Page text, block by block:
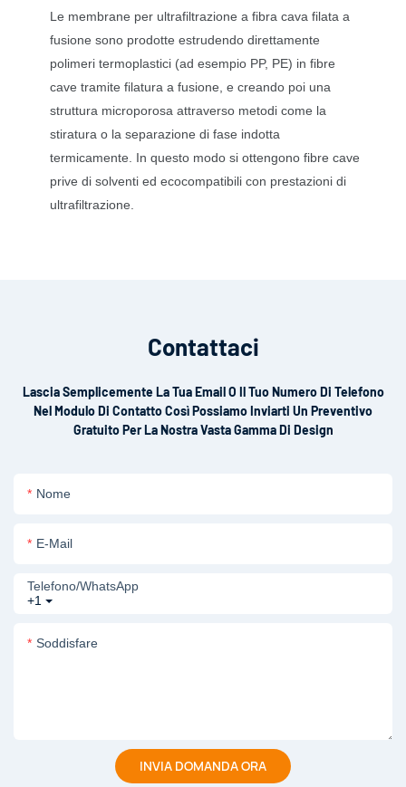
Le membrane per ultrafiltrazione a fibra cava filata a
fusione sono prodotte estrudendo direttamente
polimeri termoplastici (ad esempio PP, PE) in fibre
cave tramite filatura a fusione, e creando poi una
struttura microporosa attraverso metodi come la
stiratura o la separazione di fase indotta
termicamente. In questo modo si ottengono fibre cave
prive di solventi ed ecocompatibili con prestazioni di
ultrafiltrazione.
Contattaci
Lascia Semplicemente La Tua Email O Il Tuo Numero Di Telefono
Nel Modulo Di Contatto Così Possiamo Inviarti Un Preventivo
Gratuito Per La Nostra Vasta Gamma Di Design
Nome
E-Mail
+1
Telefono/WhatsApp
Soddisfare
INVIA DOMANDA ORA